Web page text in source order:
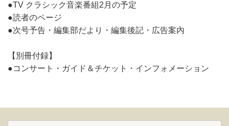
●TV クラシック音楽番組2月の予定
●読者のページ
●次号予告・編集部だより・編集後記・広告案内
【別冊付録】
●コンサート・ガイド＆チケット・インフォメーション